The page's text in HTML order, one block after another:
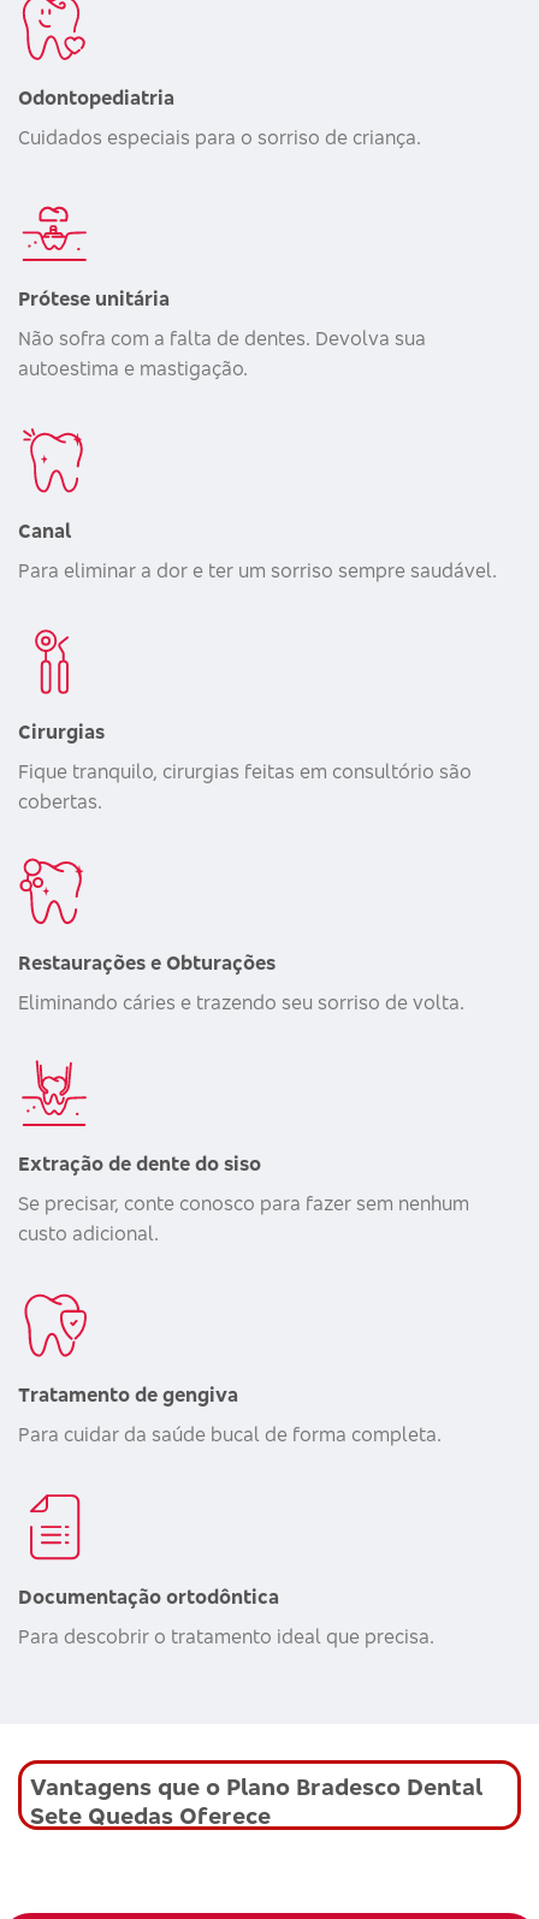
Odontopediatria
Cuidados especiais para o sorriso de criança.
Prótese unitária
Não sofra com a falta de dentes. Devolva sua
autoestima e mastigação.
Canal
Para eliminar a dor e ter um sorriso sempre saudável.
Cirurgias
Fique tranquilo, cirurgias feitas em consultório são
cobertas.
Restaurações e Obturações
Eliminando cáries e trazendo seu sorriso de volta.
Extração de dente do siso
Se precisar, conte conosco para fazer sem nenhum
custo adicional.
Tratamento de gengiva
Para cuidar da saúde bucal de forma completa.
Documentação ortodôntica
Para descobrir o tratamento ideal que precisa.
Vantagens que o Plano Bradesco Dental
Sete Quedas Oferece